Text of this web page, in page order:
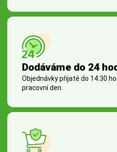
Dodáváme do 24
Objednávky přijaté do 14:30
pracovní den.